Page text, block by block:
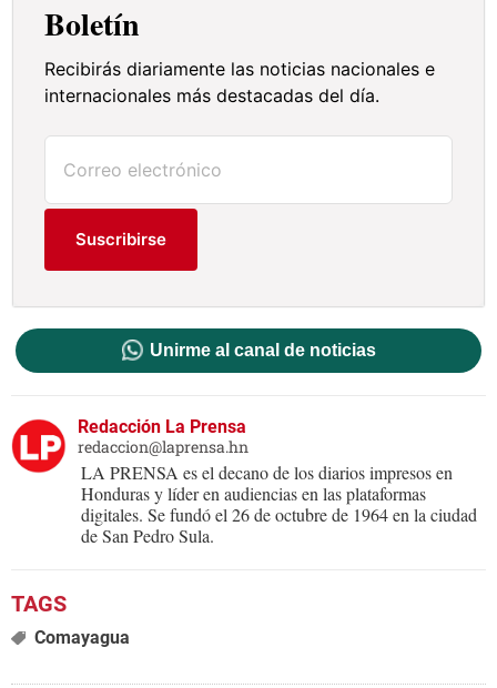
Boletín
Recibirás diariamente las noticias nacionales e
internacionales más destacadas del día.
Suscribirse
Unirme al canal de noticias
Redacción La Prensa
redaccion@laprensa.hn
LA PRENSA es el decano de los diarios impresos en
Honduras y líder en audiencias en las plataformas
digitales. Se fundó el 26 de octubre de 1964 en la ciudad
de San Pedro Sula.
Comayagua